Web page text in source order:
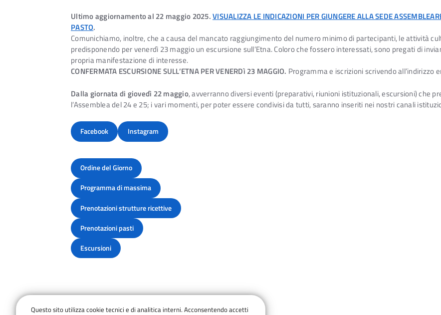
Ultimo aggiornamento al 22 maggio 2025.VISUALIZZA LE INDICAZIONI PER GIUNGERE ALLA SEDE
PASTO.
Comunichiamo, inoltre, che a causa del mancato raggiungimento del numero minimo di partecipanti, le attività
predisponendo per venerdì 23 maggio un escursione sull’Etna. Coloro che fossero interessati, sono pregati di
propria manifestazione di interesse.
CONFERMATA ESCURSIONE SULL’ETNA PER VENERDì 23 MAGGIO. Programma e iscrizioni scrivendo all’indirizzo
Dalla giornata di giovedì 22 maggio, avverranno diversi eventi (preparativi, riunioni istituzionali, escursioni) che
l’Assemblea del 24 e 25; i vari momenti, per poter essere condivisi da tutti, saranno inseriti nei nostri canali
Facebook Instagram
Ordine del Giorno
Programma di massima
Prenotazioni strutture ricettive
Prenotazioni pasti
Escursioni
Questo sito utilizza cookie tecnici e di analitica interni. Acconsentendo accetti